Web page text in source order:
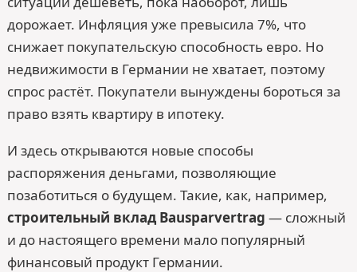
дорожает. Инфляция уже превысила 7%, что
снижает покупательскую способность евро. Но
недвижимости в Германии не хватает, поэтому
спрос растёт. Покупатели вынуждены бороться за
право взять квартиру в ипотеку.
И здесь открываются новые способы
распоряжения деньгами, позволяющие
позаботиться о будущем. Такие, как, например,
строительный вклад Bausparvertrag — сложный
и до настоящего времени мало популярный
финансовый продукт Германии.